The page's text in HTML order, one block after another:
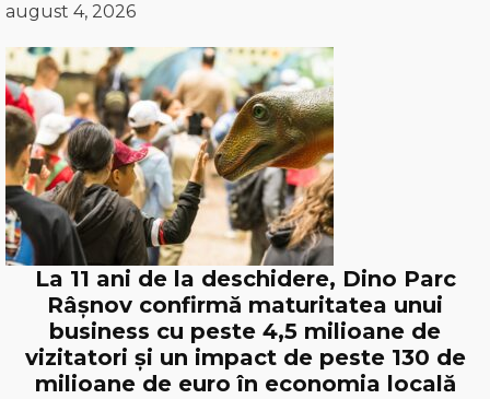
august 4, 2026
La 11 ani de la deschidere, Dino Parc
Râșnov confirmă maturitatea unui
business cu peste 4,5 milioane de
vizitatori și un impact de peste 130 de
milioane de euro în economia locală